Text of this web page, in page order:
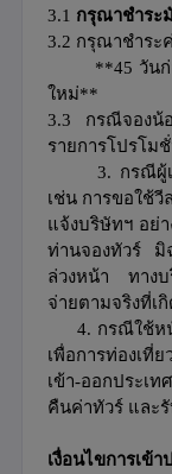
3.1 กรุณาชำระ
3.2 กรุณาชำระ
**45 วันก่อน
ใหม่**
3.3 กรณีจองน้
รายการโปรโม
3. กรณีผู้เดิน
เช่น การขอใช้
แจ้งบริษัทฯ อย่
ท่านจองทัวร์ มิ
ล่วงหน้า ทางบ
จ่ายตามจริงที่เ
4. กรณีใช้หนัง
เพื่อการท่องเ
เข้า-ออกประเ
คืนค่าทัวร์ และ
เงื่อนไขการเข้